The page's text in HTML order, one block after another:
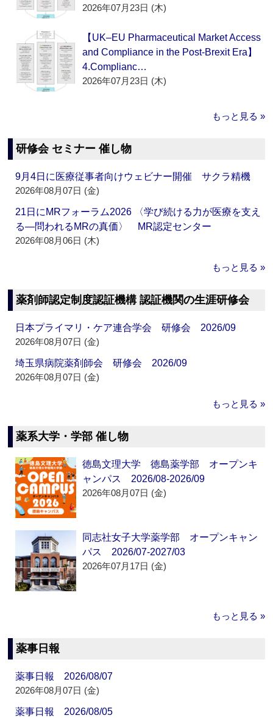
2026年07月23日 (木)
【UK–EU Pharmaceutical Market Access
and Compliance in the Post-Brexit Era】
4.Complianc…
2026年07月23日 (木)
もっと見る »
研修会 セミナー 催し物
9月4日に医療従事者向けウェビナー開催 サクラ精機
2026年08月07日 (金)
21日にMRフォーラム2026 〈学び続ける力が医療を支え
る―問われるMRの真価〉 MR認定センター
2026年08月06日 (木)
もっと見る »
薬剤師認定制度認証機構 認証機関の生涯研修会
日本プライマリ・ケア連合学会 研修会 2026/09
2026年08月07日 (金)
埼玉県病院薬剤師会 研修会 2026/09
2026年08月07日 (金)
もっと見る »
薬系大学・学部 催し物
徳島文理大学 徳島薬学部 オープンキ
ャンパス 2026/08-2026/09
2026年08月07日 (金)
同志社女子大学薬学部 オープンキャン
パス 2026/07-2027/03
2026年07月17日 (金)
もっと見る »
薬事日報
薬事日報 2026/08/07
2026年08月07日 (金)
薬事日報 2026/08/05